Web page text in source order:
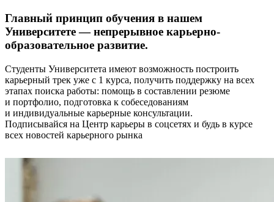
Главный принцип обучения в нашем
Университете — непрерывное карьерно-
образовательное развитие.
Студенты Университета имеют возможность построить
карьерный трек уже с 1 курса, получить поддержку на всех
этапах поиска работы: помощь в составлении резюме
и портфолио, подготовка к собеседованиям
и индивидуальные карьерные консультации.
Подписывайся на Центр карьеры в соцсетях и будь в курсе
всех новостей карьерного рынка